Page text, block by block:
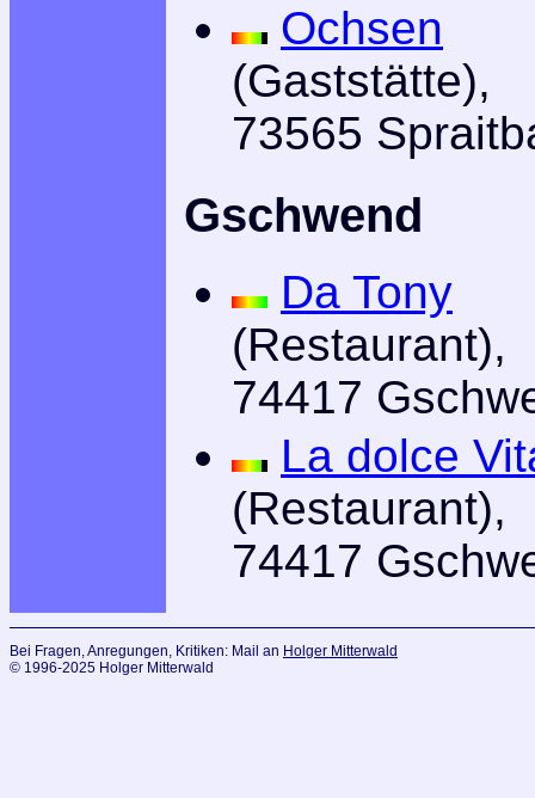
Ochsen
(Gaststätte),
73565
Gschwend
Da Tony
(Restaurant),
74417
La dolce
(Restaurant),
74417
Bei Fragen, Anregungen, Kritiken: Mail an Holger Mitterwald
© 1996-2025 Holger Mitterwald